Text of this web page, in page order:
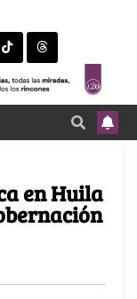
en Huila